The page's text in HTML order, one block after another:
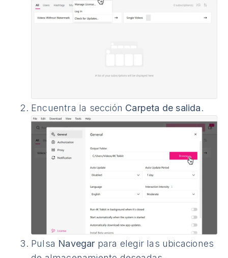
Encuentra la sección Carpeta de salida.
Pulsa Navegar para elegir las ubicaciones